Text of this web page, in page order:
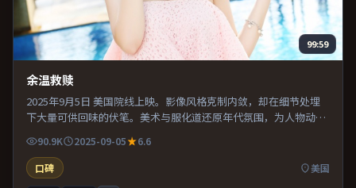
99:59
余温救赎
2025年9月5日 美国院线上映。影像风格克制内敛，却在细节处埋
下大量可供回味的伏笔。美术与服化道还原年代氛围，为人物动机
提供可信支撑。推荐给偏爱群像戏与命运母题的影迷。
90.9K 2025-09-05
6.6
口碑
美国